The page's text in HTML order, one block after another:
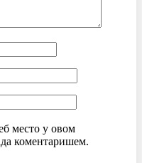
место у овом
коментаришем.